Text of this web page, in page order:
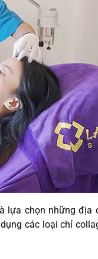
lựa chọn những địa
các loại chỉ